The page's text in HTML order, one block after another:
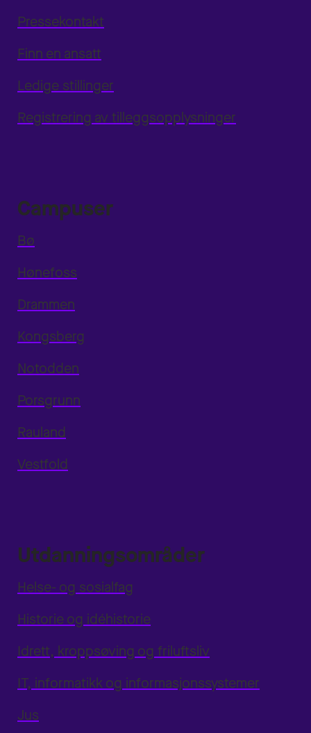
Pressekontakt
Finn en ansatt
Ledige stillinger
Registrering av tilleggsopplysninger
Campuser
Bø
Hønefoss
Drammen
Kongsberg
Notodden
Porsgrunn
Rauland
Vestfold
Utdanningsområder
Helse- og sosialfag
Historie og idéhistorie
Idrett, kroppsøving og friluftsliv
IT, informatikk og informasjonssystemer
Jus